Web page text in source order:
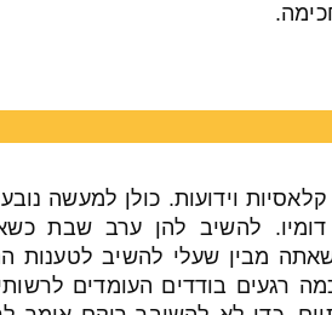
וידועות. כולן למעשה
להשיב להן ערב שבת
מבין שעלי להשיב לטענות
רגעים בודדים העומדים